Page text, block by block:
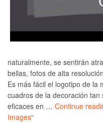
naturalmente, se sentirán
bellas, fotos de alta
Es más fácil el logotipo de la
cuadros de la decoración
eficaces en … Continue
Images"